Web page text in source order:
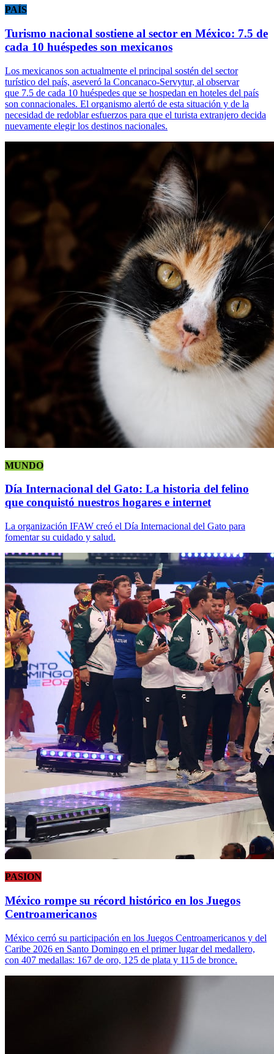
PAÍS
Turismo nacional sostiene al sector en México: 7.5 de
cada 10 huéspedes son mexicanos
Los mexicanos son actualmente el principal sostén del sector
turístico del país, aseveró la Concanaco-Servytur, al observar
que 7.5 de cada 10 huéspedes que se hospedan en hoteles del país
son connacionales. El organismo alertó de esta situación y de la
necesidad de redoblar esfuerzos para que el turista extranjero decida
nuevamente elegir los destinos nacionales.
MUNDO
Día Internacional del Gato: La historia del felino
que conquistó nuestros hogares e internet
La organización IFAW creó el Día Internacional del Gato para
fomentar su cuidado y salud.
PASION
México rompe su récord histórico en los Juegos
Centroamericanos
México cerró su participación en los Juegos Centroamericanos y del
Caribe 2026 en Santo Domingo en el primer lugar del medallero,
con 407 medallas: 167 de oro, 125 de plata y 115 de bronce.